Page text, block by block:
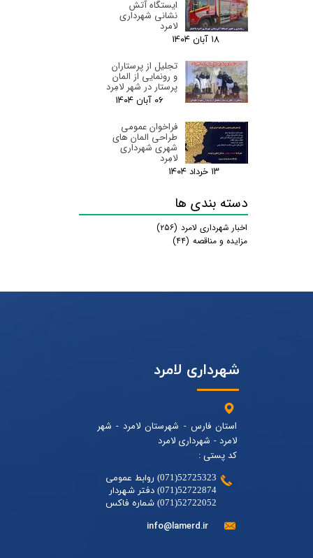
ایستگاه آتش
نشانی شهرداری
لامرد
۱۸ آبان ۰۴
تجلیل از پرستاران
و رونمایی از المان
پرستار در شهر لامِرد
۰۶ آبان ۰۴
فراخوان عمومی
طراحی المان های
شهری شهرداری
لامِرد
۱۳ خرداد ۰۴
دسته بندی ها
اخبار شهرداری لامرد (۲۵۶)
مزایده و مناقصه (۴۴)
شهرداری لامرد
استان فارس - شهرستان لامرد - شهر
لامرد - شهرداری لامرد
کد پستی :
52725323(071) روابط عمومی
52722874(071) دفتر شهردار
52722052(071) شماره فاکس
info@lamerd.ir